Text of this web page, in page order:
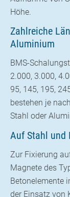
Höhe.
Zahlreiche
Aluminium
BMS-
2.000, 3.000,
95, 145, 195,
bestehen je
Stahl oder
Auf Stahl und
Zur Fixierung
Magnete des
Betonelemente
der Einsatz von